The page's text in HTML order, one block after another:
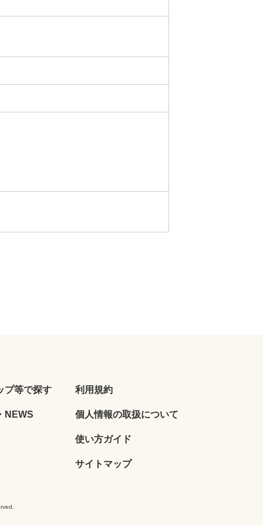
プ等で探す
NEWS
利用規約
個人情報の取扱について
使い方ガイド
サイトマップ